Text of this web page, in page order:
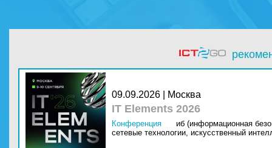
09.09.2026 | Москва
IT Elements 2026
Конференция
иб (информационная
сетевые технологии, искусственный